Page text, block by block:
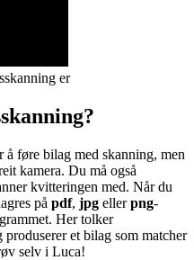
er
føre bilag med skanning, men
kamera. Du må også
kvitteringen med. Når du
på pdf, jpg ellerpng-
Her tolker
et bilag som matcher
selv i Luca!